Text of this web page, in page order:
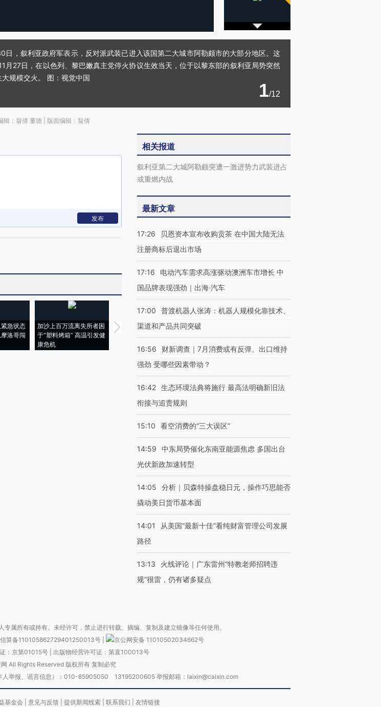
，叙利亚政府军表示，反对派武装已进入该国第二大城市阿勒颇市的大部分地区。这
27日，在以色列、黎巴嫩真主党停火协议生效当天，位于以黎东部的叙利亚局势突然
规模交火。 图：视觉中国
1/12
辑：翁倩 董德 | 版面编辑：翁倩
发布
急状态
洛哥闯
加沙上百万流离失所者困
于“塑料烤箱” 高温引发健
康危机
马航飞行员跨国走私7万
视线｜HYROX的吸金
心“花钱找虐”？
要防空导弹“救急”
相关报道
叙利亚第二大城阿勒颇突遭一激进势力武装进占
或重燃内战
最新文章
17:26
贝恩资本宣布收购贡茶 在中国大陆无法
注册商标后退出市场
17:16
电动汽车需求高涨驱动澳洲车市增长 中
国品牌表现强劲｜出海·汽车
17:00
普渡机器人张涛：机器人规模化靠技术、
渠道和产品共同突破
16:56
财新调查｜7月消费或有反弹、出口维持
强劲 受哪些因素带动？
16:42 生态环境法典将施行 最高法明确新旧法
衔接与追责规则
15:10 看空消费的“三大误区”
14:59
中东局势催化东南亚能源焦虑 多国出台
光伏新政加速转型
14:05
分析｜贝森特操盘稳日元，操作巧思能否
撬动美日货币基本面
14:01
从美国“最新十佳”看纯财富管理公司发展
路径
13:13
火线评论｜广东雷州“特教老师招聘违
规”很雷，仍有诸多疑点
属所有或持有。未经许可，禁止进行转载、摘编、复制及建立镜像等任何使用。
算备110105862729401250013号
京公网安备 11010502034662号
：京第01015号| 出版物经营许可证：第直100013号
All Rights Reserved 版权所有 复制必究
人举报、谣言信息）：010-85905050 13195200605 举报邮箱：laixin@caixin.com
基金会 意见与反馈 提供新闻线索 联系我们 友情链接